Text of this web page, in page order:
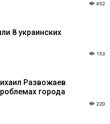
452
8 украинских
153
Развожаев
города
220